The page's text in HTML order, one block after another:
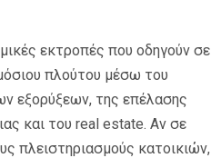
εκτροπές που οδηγούν σε
πλούτου μέσω του
εξορύξεων, της επέλασης
και του real estate. Αν σε
πλειστηριασμούς κατοικιών,